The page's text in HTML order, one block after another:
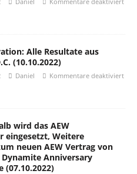
Alle Resultate aus
(10.10.2022)
Daniel Kommentare deaktiviert
wird das AEW
eingesetzt, Weitere
neuen AEW Vertrag von
Anniversary
(07.10.2022)